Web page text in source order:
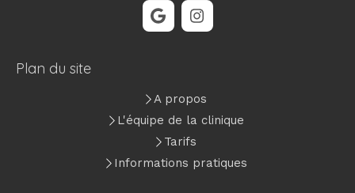
Plan du site
A propos
L'équipe de la clinique
Tarifs
Informations pratiques